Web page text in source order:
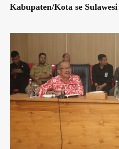
Kabupaten/Kota se